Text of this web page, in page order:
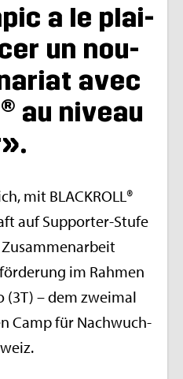
a le plai­
un nou­
avec
au niveau
mit BLA­CKROLL®
auf Sup­por­ter-Stufe
im Rah­men
(3T) – dem zwei­mal
Camp für Nach­wuch­